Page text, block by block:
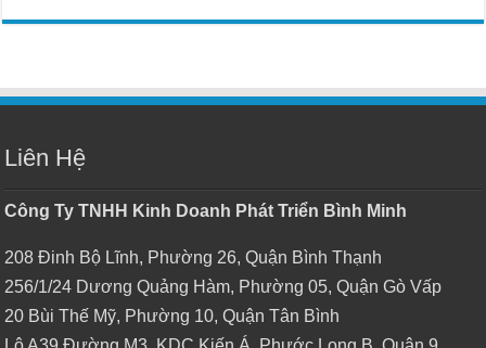
Liên Hệ
Công Ty TNHH Kinh Doanh Phát Triển Bình Minh
208 Đinh Bộ Lĩnh, Phường 26, Quận Bình Thạnh
256/1/24 Dương Quảng Hàm, Phường 05, Quận Gò Vấp
20 Bùi Thế Mỹ, Phường 10, Quận Tân Bình